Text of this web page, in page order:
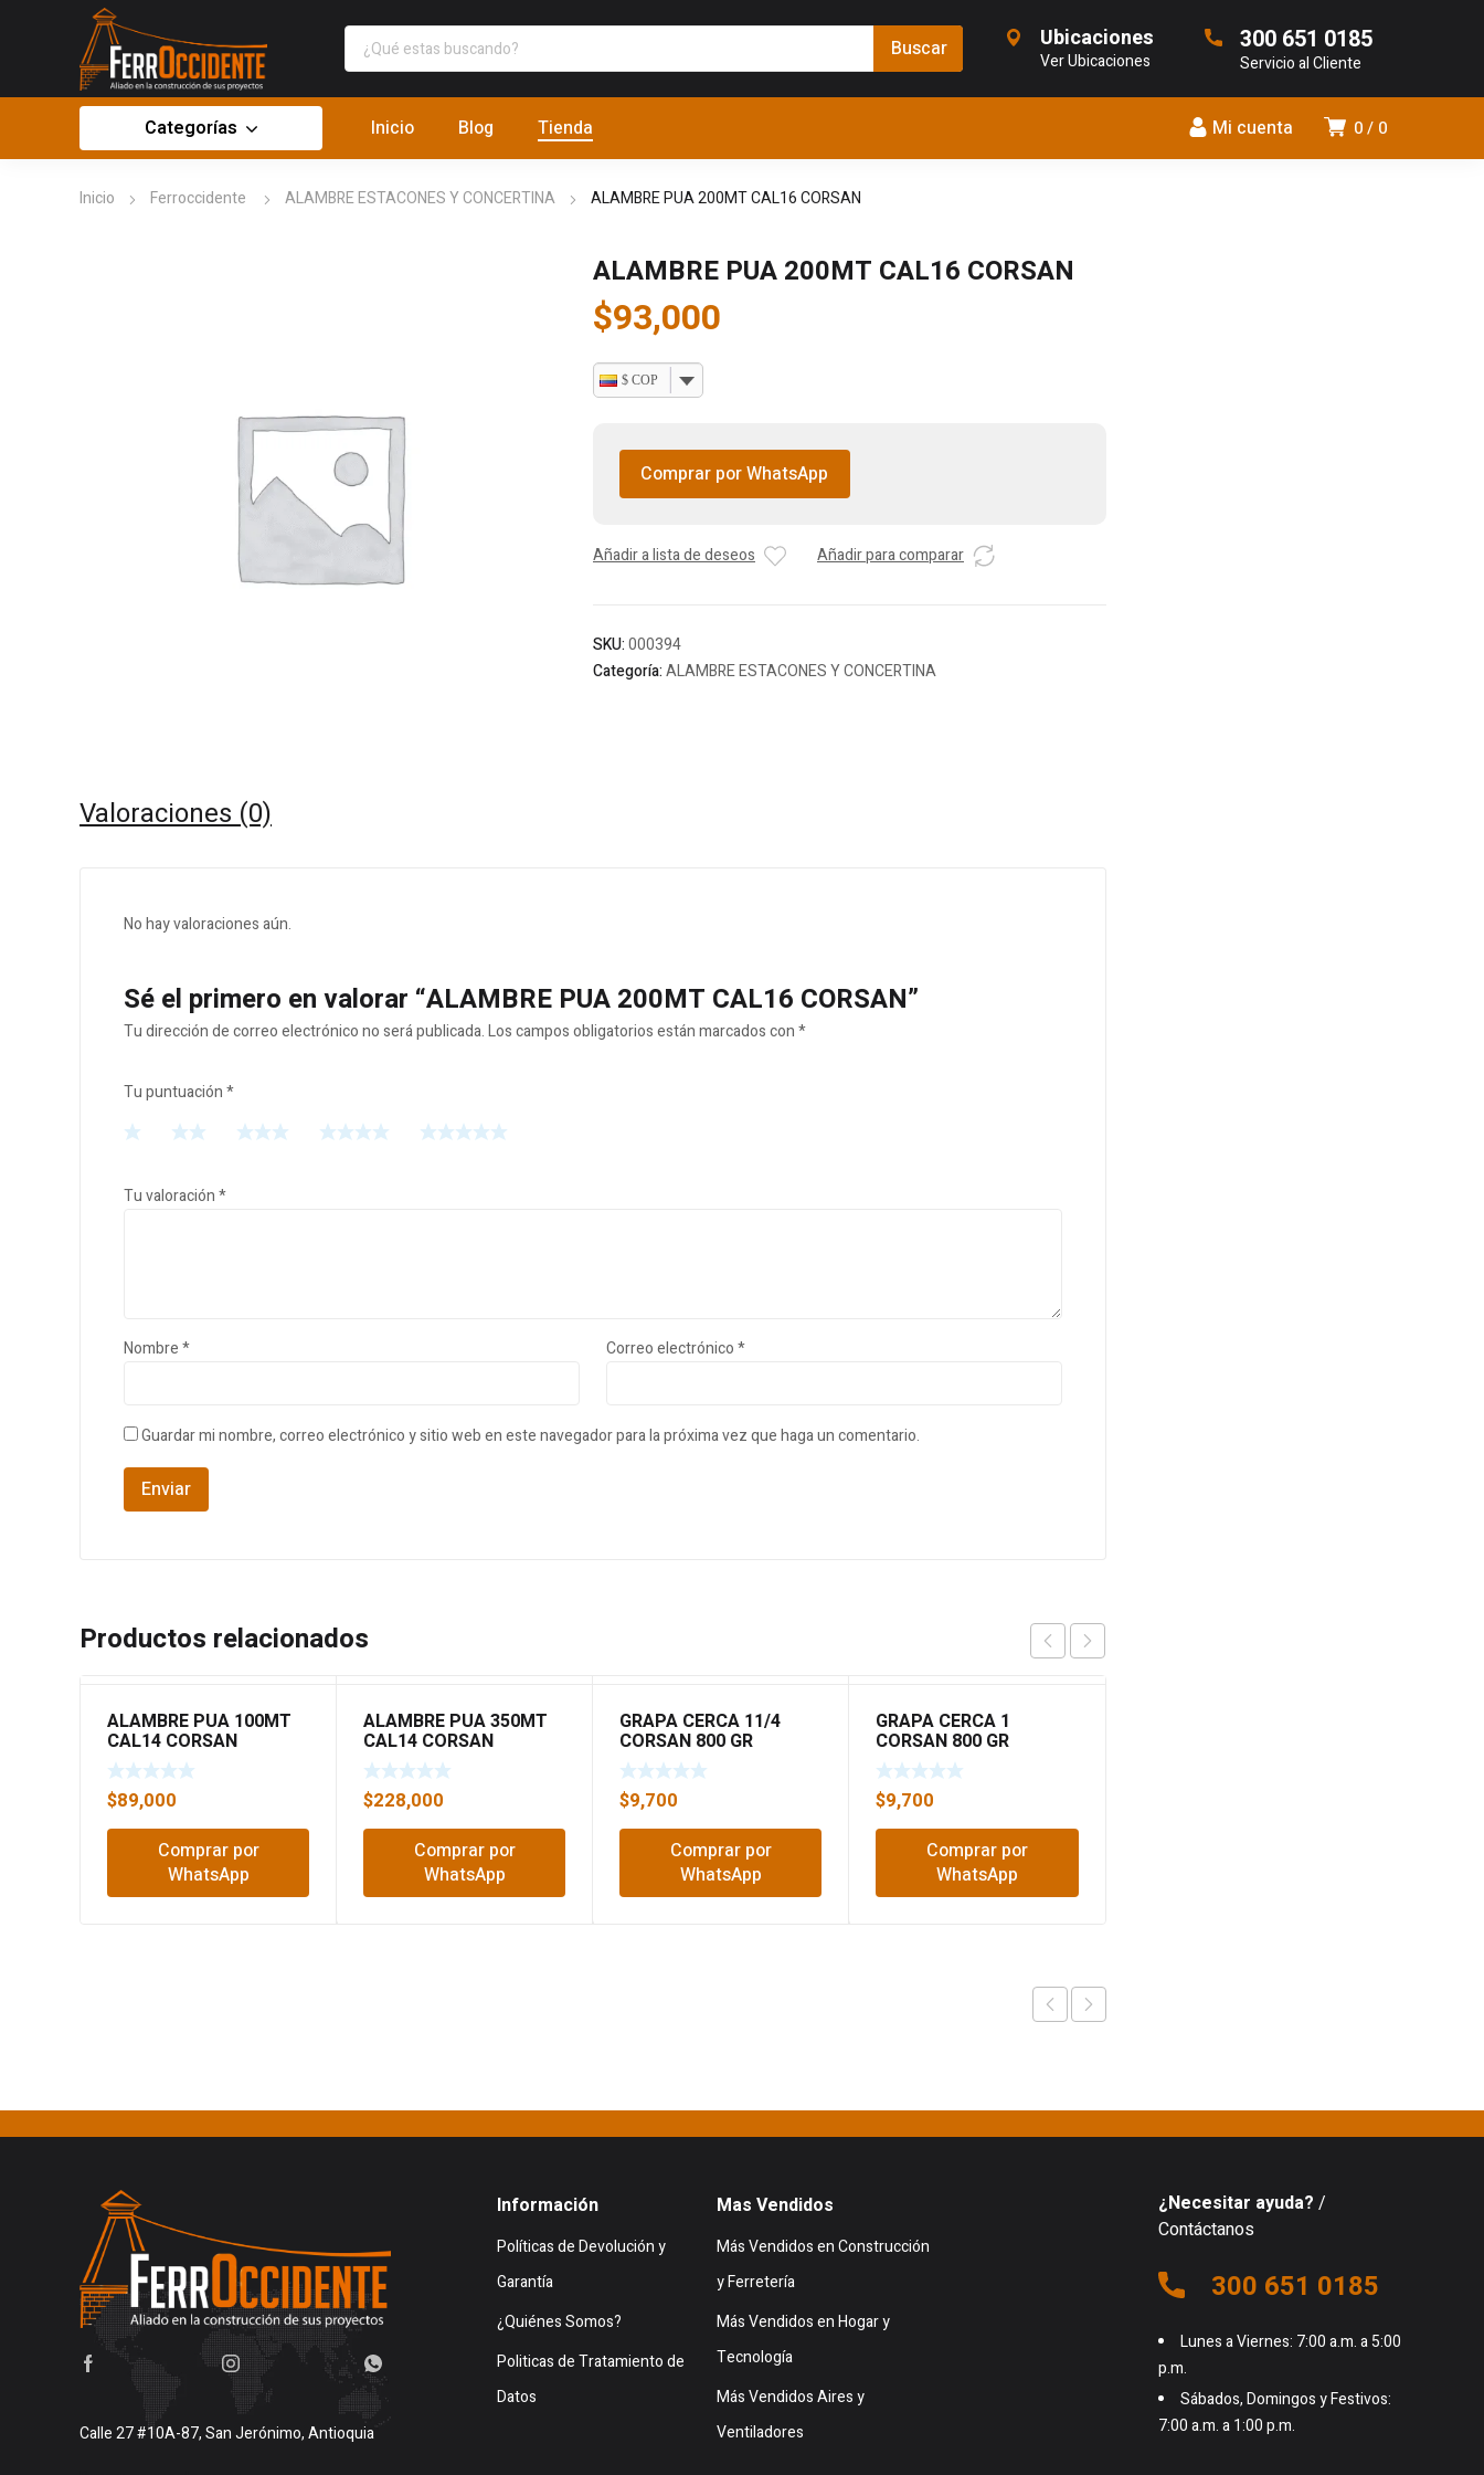
Ubicaciones
Ver Ubicaciones
300 651 0185
Servicio al Cliente
0 0
Mi cuenta
Categorías Inicio Blog Tienda
Inicio Ferroccidente ALAMBRE ESTACONES Y CONCERTINA ALAMBRE PUA 200MT CAL16 CORSAN
ALAMBRE PUA 200MT CAL16 CORSAN
$93,000
$ COP
Comprar por WhatsApp
Añadir a lista de deseos Añadir para comparar
SKU:000394
Categoría:ALAMBRE ESTACONES Y CONCERTINA
Valoraciones (0)
No hay valoraciones aún.
Sé el primero en valorar “ALAMBRE PUA 200MT CAL16 CORSAN”
Tu dirección de correo electrónico no será publicada.Los campos obligatorios están marcados con*
Tu puntuación*
Tu valoración*
Nombre* Correo electrónico*
Guardar mi nombre, correo electrónico y sitio web en este navegador para la próxima vez que haga un comentario.
Productos relacionados
ALAMBRE PUA 100MT
CAL14 CORSAN
$89,000
Comprar por
WhatsApp
ALAMBRE PUA 350MT
CAL14 CORSAN
$228,000
Comprar por
WhatsApp
GRAPA CERCA 11/4
CORSAN 800 GR
$9,700
Comprar por
WhatsApp
GRAPA CERCA 1
CORSAN 800 GR
$9,700
Comprar por
WhatsApp
Calle 27 #10A-87, San Jerónimo, Antioquia
Información
Políticas de Devolución y
Garantía
¿Quiénes Somos?
Politicas de Tratamiento de
Datos
Mas Vendidos
Más Vendidos en Construcción
y Ferretería
Más Vendidos en Hogar y
Tecnología
Más Vendidos Aires y
Ventiladores
¿Necesitar ayuda? /
Contáctanos
300 651 0185
Lunes a Viernes: 7:00 a.m. a 5:00
p.m.
Sábados, Domingos y Festivos:
7:00 a.m. a 1:00 p.m.